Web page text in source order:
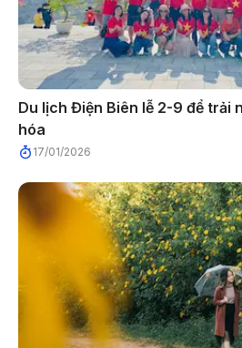
Du lịch Điện Biên lễ 2-9 để trải
hóa
17/01/2026